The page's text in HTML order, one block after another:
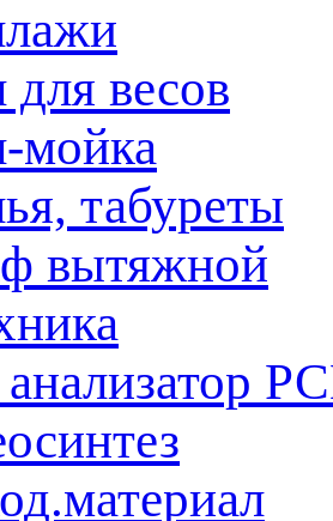
для весов
мойка
табуреты
вытяжной